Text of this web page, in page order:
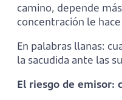
camino, depende
concentración le
En palabras llanas:
la sacudida ante las
El riesgo de emisor: